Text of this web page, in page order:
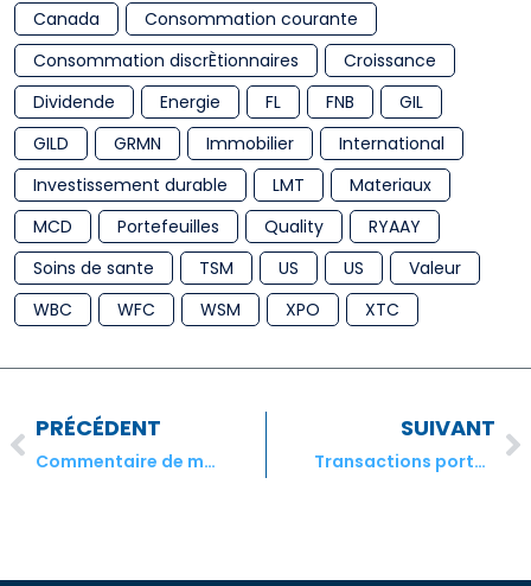
Canada
Consommation courante
Consommation discrÈtionnaires
Croissance
Dividende
Energie FL FNB
GIL
GILD
GRMN Immobilier
International
Investissement durable
LMT
Materiaux
MCD
Portefeuilles Quality
RYAAY
Soins de sante
TSM US US
Valeur
WBC
WFC WSM XPO XTC
PRÉCÉDENT
Commentaire de mars du gestionnaire de portefeuille pour les rèsultats de fèvrier
SUIVANT
Transactions portefeuille modèle StockPointer® Canada – Avril 2022